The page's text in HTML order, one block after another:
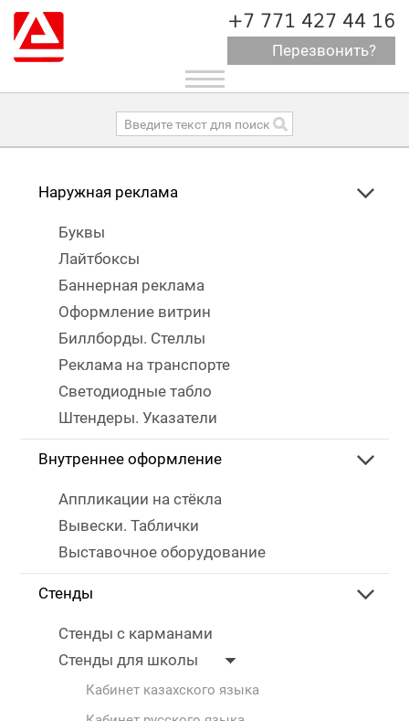
+7 771 427 44 16
Перезвонить?
Toggle
navigation
Наружная реклама
Буквы
Лайтбоксы
Баннерная реклама
Оформление витрин
Биллборды. Стеллы
Реклама на транспорте
Светодиодные табло
Штендеры. Указатели
Внутреннее оформление
Аппликации на стёкла
Вывески. Таблички
Выставочное оборудование
Стенды
Стенды с карманами
Стенды для школы
Кабинет казахского языка